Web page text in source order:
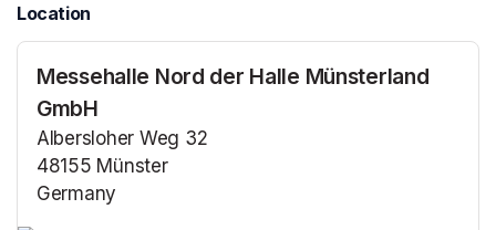
Location
Messehalle Nord der Halle Münsterland
GmbH
Albersloher Weg 32
48155 Münster
Germany